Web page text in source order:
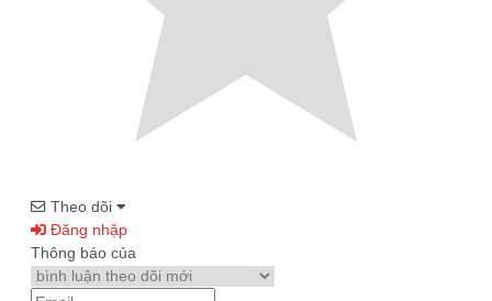
Theo dõi
Đăng nhập
Thông báo của